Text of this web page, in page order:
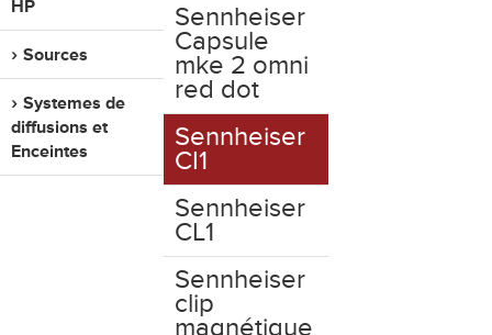
HP
Sources
Systemes de
diffusions et
Enceintes
Sennheiser
Capsule
mke 2 omni
red dot
Sennheiser
CI1
Sennheiser
CL1
Sennheiser
clip
magnétique